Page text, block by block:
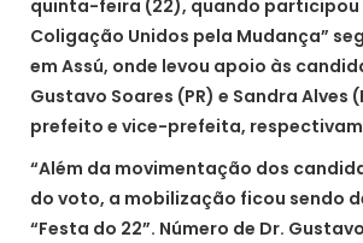
quinta-feira (22), quando participou
Coligação Unidos pela Mudança”
em Assú, onde levou apoio às
Gustavo Soares (PR) e Sandra Alves
prefeito e vice-prefeita,
“Além da movimentação dos
do voto, a mobilização ficou sendo
“Festa do 22”. Número de Dr.